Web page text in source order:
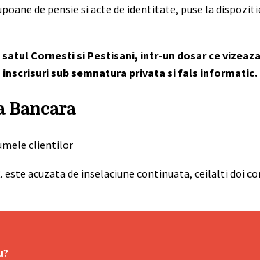
de pensie si acte de identitate, puse la
Cornesti si Pestisani, intr-un dosar ce
sub semnatura privata si fals informatic.
Bancara
acuzata de inselaciune continuata, ceilalti doi